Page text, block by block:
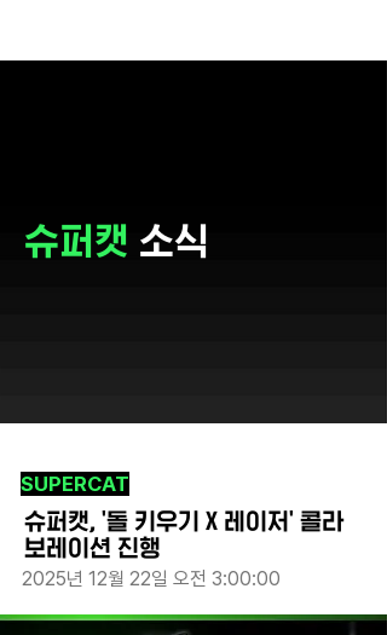
슈퍼캣 소식
SUPERCAT
슈퍼캣, '돌 키우기 X 레이저' 콜라
보레이션 진행
2025년 12월 22일 오전 3:00:00